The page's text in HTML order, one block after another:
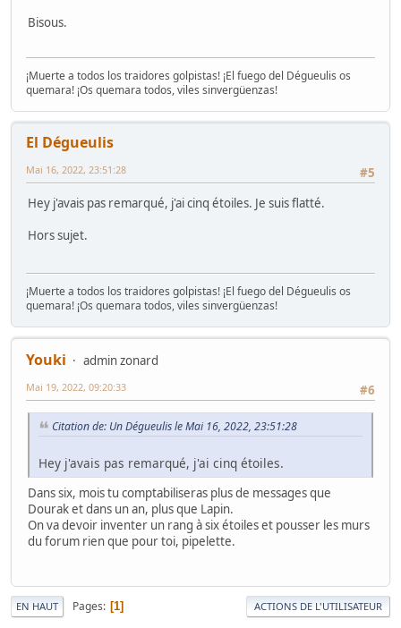
Bisous.
¡Muerte a todos los traidores golpistas! ¡El fuego del Dégueulis os
quemara! ¡Os quemara todos, viles sinvergüenzas!
El Dégueulis
#5
Mai 16, 2022, 23:51:28
Hey j'avais pas remarqué, j'ai cinq étoiles. Je suis flatté.
Hors sujet.
¡Muerte a todos los traidores golpistas! ¡El fuego del Dégueulis os
quemara! ¡Os quemara todos, viles sinvergüenzas!
Youki
admin zonard
#6
Mai 19, 2022, 09:20:33
Citation de: Un Dégueulis le Mai 16, 2022, 23:51:28
Hey j'avais pas remarqué, j'ai cinq étoiles.
Dans six, mois tu comptabiliseras plus de messages que
Dourak et dans un an, plus que Lapin.
On va devoir inventer un rang à six étoiles et pousser les murs
du forum rien que pour toi, pipelette.
EN HAUT Pages 1 ACTIONS DE L'UTILISATEUR